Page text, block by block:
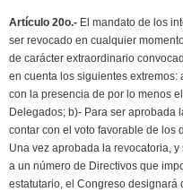
Artículo 20o.- El mandato de los
ser revocado en cualquier
de carácter extraordinario
en cuenta los siguientes
con la presencia de por lo menos
Delegados; b)- Para ser aprobada
contar con el voto favorable de los
Una vez aprobada la revocatoria,
a un número de Directivos que
estatutario, el Congreso designará